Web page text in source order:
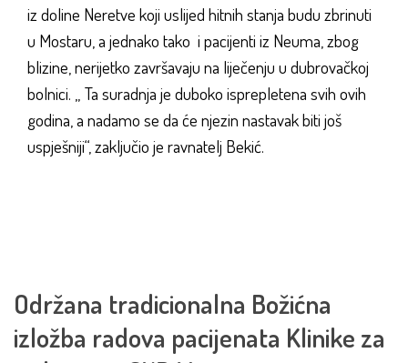
iz doline Neretve koji uslijed hitnih stanja budu zbrinuti
u Mostaru, a jednako tako i pacijenti iz Neuma, zbog
blizine, nerijetko završavaju na liječenju u dubrovačkoj
bolnici. „ Ta suradnja je duboko isprepletena svih ovih
godina, a nadamo se da će njezin nastavak biti još
uspješniji“, zaključio je ravnatelj Bekić.
Održana tradicionalna Božićna
izložba radova pacijenata Klinike za